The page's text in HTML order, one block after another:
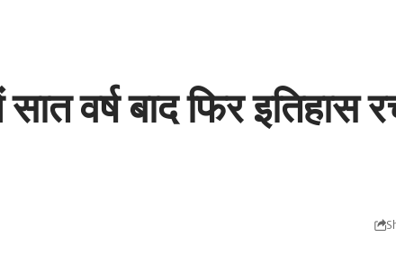
वर्ष बाद फिर इतिहास